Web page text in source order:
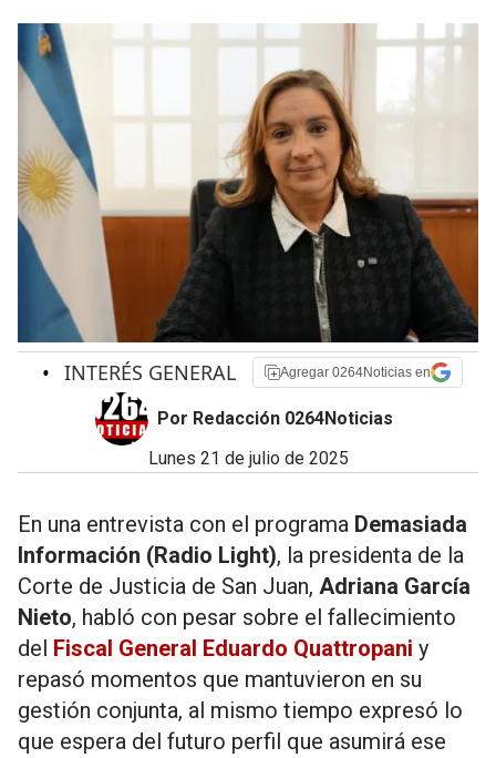
• INTERÉS GENERAL Agregar 0264Noticias en
Por Redacción 0264Noticias
lunes 21 de julio de 2025
En una entrevista con el programa Demasiada
Información (Radio Light), la presidenta de la
Corte de Justicia de San Juan, Adriana García
Nieto, habló con pesar sobre el fallecimiento
del Fiscal General Eduardo Quattropani y
repasó momentos que mantuvieron en su
gestión conjunta, al mismo tiempo expresó lo
que espera del futuro perfil que asumirá ese